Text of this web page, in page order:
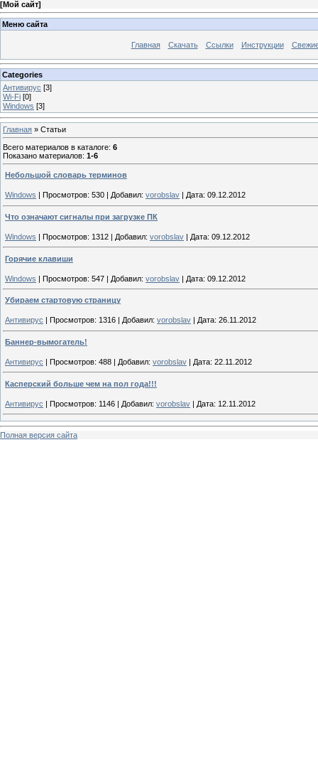
[Мой сайт]
Меню сайта
Главная Скачать Ссылки Инструкции
Categories
Антивирус [3]
Wi-Fi [0]
Windows [3]
Главная » Статьи
Всего материалов в каталоге: 6
Показано материалов: 1-6
Небольшой словарь терминов
Windows Просмотров: 530 Добавил: vorobslav Дата: 09.12.2012
Что означают сигналы при загрузке ПК
Windows | Просмотров: 1312 | Добавил: vorobslav | Дата: 09.12.2012
Горячие клавиши
Windows | Просмотров: 547 | Добавил: vorobslav | Дата: 09.12.2012
Убираем стартовую страницу
Антивирус Просмотров: 1316 Добавил: vorobslav Дата: 26.11.2012
Баннер-вымогатель!
Антивирус | Просмотров: 488 | Добавил: vorobslav | Дата: 22.11.2012
Касперский больше чем на пол года!!!
Антивирус | Просмотров: 1146 | Добавил: vorobslav | Дата: 12.11.2012
Полная версия сайта